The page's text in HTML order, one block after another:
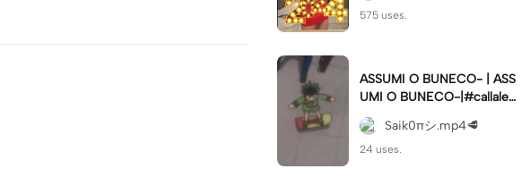
575 uses.
ASSUMI O BUNECO- | ASS
UMI O BUNECO-|#callaleat
ória#meme#modelo#viral
#fypcapcut🔥🔥🔥
Saik0πシ︎.mp4🥩
24 uses.